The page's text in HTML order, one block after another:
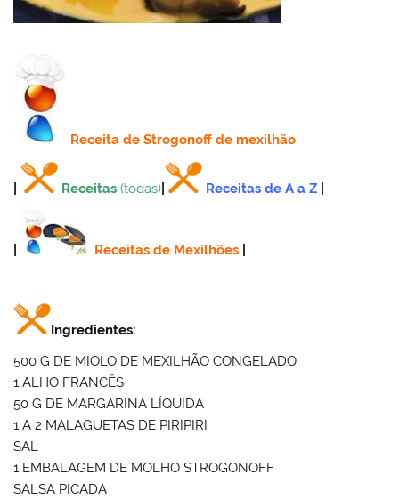
Receitade Strogonoff de mexilhão
Receitas (todas) Receitas de A a Z
Receitas de Mexilhões
.
Ingredientes:
500 G DE MIOLO DE MEXILHÃO CONGELADO
1 ALHO FRANCÊS
50 G DE MARGARINA LÍQUIDA
1 A 2 MALAGUETAS DE PIRIPIRI
SAL
1 EMBALAGEM DE MOLHO STROGONOFF
SALSA PICADA